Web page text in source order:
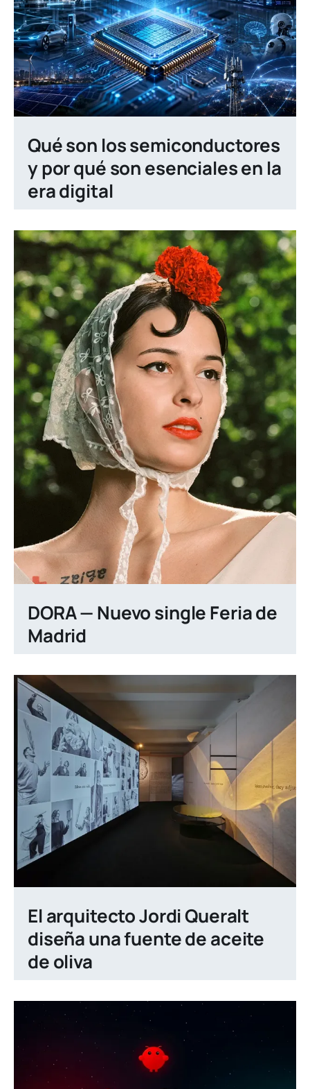
Qué son los semiconductores
y por qué son esenciales en la
era digital
DORA — Nuevo single Feria de
Madrid
El arquitecto Jordi Queralt
diseña una fuente de aceite
de oliva